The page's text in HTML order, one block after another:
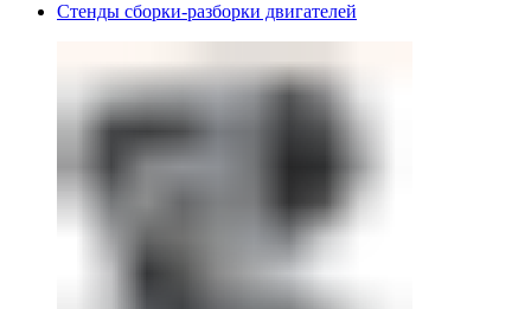
Стенды сборки-разборки двигателей